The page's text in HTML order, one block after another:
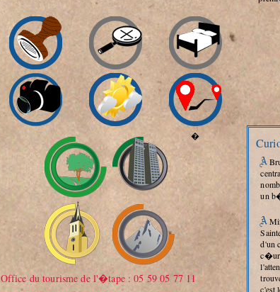
A Bruges on retrouve les couverts soutenus de piliers en pierre et les petites maison identiques construites autour de la place
un
A Mifaget on d�couvrira l'�glise Saint Michel qui subsiste d'une commanderie fond�e au XIIe si�cle et qui d�pendait de
d'un
c�ur
c'est
Office du tourisme de l'�tape : 05 59 05 77 11
�